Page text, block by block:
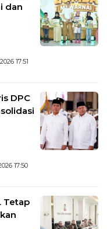
dan
17:51
DPC
17:50
Tetap